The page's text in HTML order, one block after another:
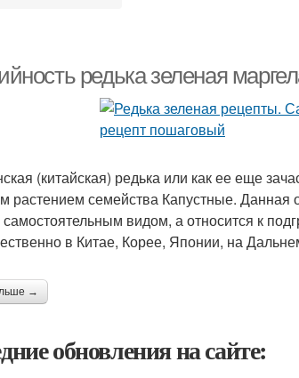
редька зеленая
(китайская) редька или как ее еще
растением семейства Капустные. Данная
самостоятельным видом, а относится к
в Китае, Корее, Японии, на
→
обновления на сайте: